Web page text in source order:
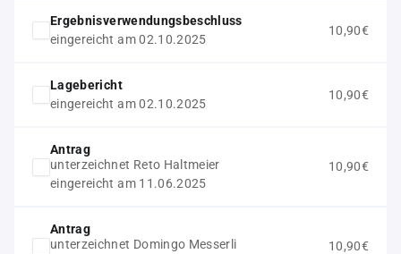
Ergebnisverwendungsbeschluss
eingereicht am 02.10.2025
10,90€
Lagebericht
eingereicht am 02.10.2025
10,90€
Antrag
unterzeichnet Reto Haltmeier
eingereicht am 11.06.2025
10,90€
Antrag
unterzeichnet Domingo Messerli
10,90€